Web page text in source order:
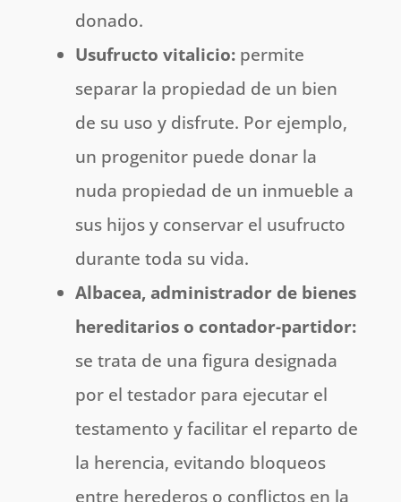
donado.
Usufructo vitalicio:permite
separar la propiedad de un bien
de su uso y disfrute. Por ejemplo,
un progenitor puede donar la
nuda propiedad de un inmueble a
sus hijos y conservar el usufructo
durante toda su vida.
Albacea, administrador de bienes
hereditarioso contador-partidor:
se trata de una figura designada
por el testador para ejecutar el
testamento y facilitar el reparto de
la herencia, evitando bloqueos
entre herederos o conflictos en la